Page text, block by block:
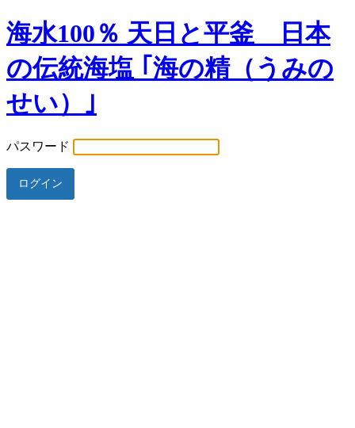
海水100％ 天日と平釜 日本
の伝統海塩 ｢海の精（うみの
せい）｣
パスワード